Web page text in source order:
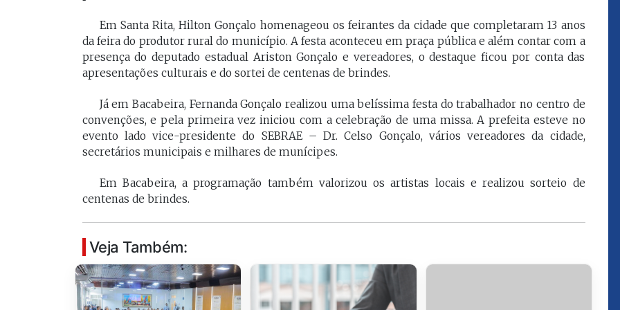
Em Santa Rita, Hilton Gonçalo homenageou os feirantes da cidade que completaram 13 anos
da feira do produtor rural do município. A festa aconteceu em praça pública e além contar com a
presença do deputado estadual Ariston Gonçalo e vereadores, o destaque ficou por conta das
apresentações culturais e do sortei de centenas de brindes.
Já em Bacabeira, Fernanda Gonçalo realizou uma belíssima festa do trabalhador no centro de
convenções, e pela primeira vez iniciou com a celebração de uma missa. A prefeita esteve no
evento lado vice-presidente do SEBRAE – Dr. Celso Gonçalo, vários vereadores da cidade,
secretários municipais e milhares de munícipes.
Em Bacabeira, a programação também valorizou os artistas locais e realizou sorteio de
centenas de brindes.
Veja Também:
mais convergências do
divergências, somos da
geração.
FELIPE CAMARÃO
Procurador federal de
carreira e professor da
UFMA, foi presidente do
Procon/MA e atuou como
Secma, Segov e Seduc. É
vice-governador do
Vossa Excelência que eu estou
fora."
Desembargador
maranhense desde março
de 2007. Ocupou o cargo de
diretor da Escola Superior
da Magistratura do
Maranhão (ESMAM) no
biênio 2017/2018 e de
corregedor-geral da Justiça
juízes e servidores"
FROZ SOBRINHO
onde foi Promotor de
Justiça. Como
desembargador exerceu a
função de corregedor geral
presidente do TJMA no